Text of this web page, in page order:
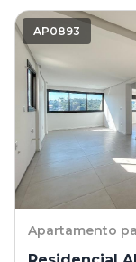
AP0893
Apartamento